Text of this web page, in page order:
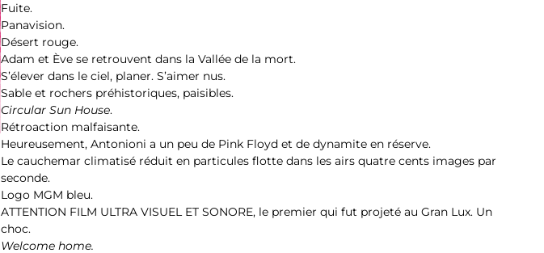
Fuite.
Panavision.
Désert rouge.
Adam et Ève se retrouvent dans la Vallée de la mort.
S’élever dans le ciel, planer. S’aimer nus.
Sable et rochers préhistoriques, paisibles.
Circular Sun House.
Rétroaction malfaisante.
Heureusement, Antonioni a un peu de Pink Floyd et de dynamite en réserve.
Le cauchemar climatisé réduit en particules flotte dans les airs quatre cents images par
seconde.
Logo MGM bleu.
ATTENTION FILM ULTRA VISUEL ET SONORE, le premier qui fut projeté au Gran Lux. Un
choc.
Welcome home.